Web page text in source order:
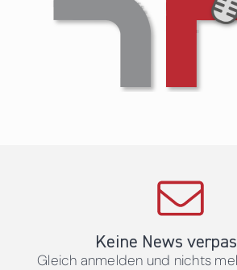
Keine News
Gleich anmelden und nichts